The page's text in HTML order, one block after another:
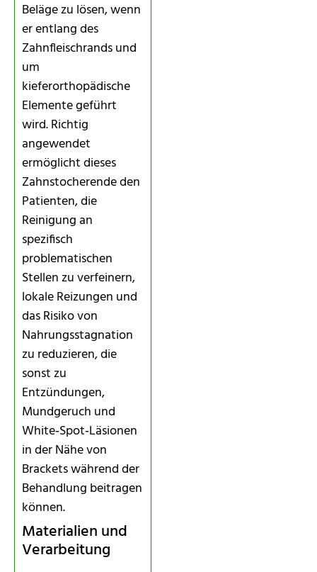
Beläge zu lösen, wenn
er entlang des
Zahnfleischrands und
um
kieferorthopädische
Elemente geführt
wird. Richtig
angewendet
ermöglicht dieses
Zahnstocherende den
Patienten, die
Reinigung an
spezifisch
problematischen
Stellen zu verfeinern,
lokale Reizungen und
das Risiko von
Nahrungsstagnation
zu reduzieren, die
sonst zu
Entzündungen,
Mundgeruch und
White‑Spot‑Läsionen
in der Nähe von
Brackets während der
Behandlung beitragen
können.
Materialien und
Verarbeitung